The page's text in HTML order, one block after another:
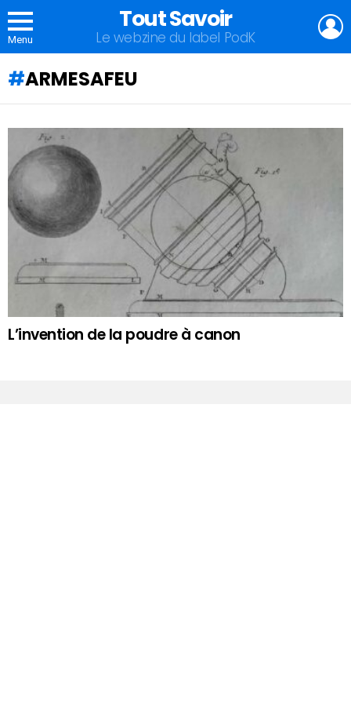
Menu
Tout Savoir
Le webzine du label PodK
ARMESAFEU
QU'ALLEZ-
VOUS
APPRENDRE
AUJOURD'HUI
?
L’invention de la poudre à canon